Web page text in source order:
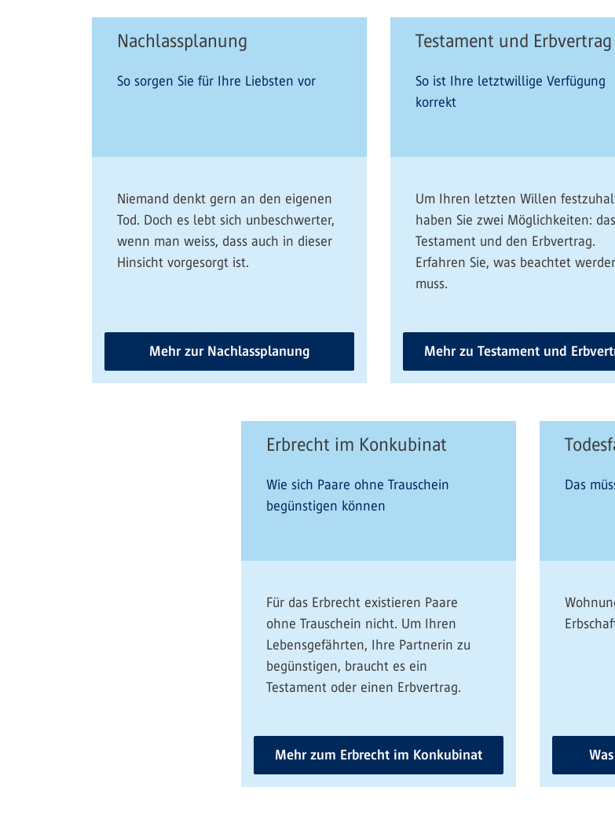
Nachlassplanung
So sorgen Sie für Ihre Liebsten vor
Niemand denkt gern an den eigenen
Tod. Doch es lebt sich unbeschwerter,
wenn man weiss, dass auch in dieser
Hinsicht vorgesorgt ist.
Mehr zur Nachlassplanung
Testament und Erbvertrag
So ist Ihre letztwillige Verfügung
korrekt
Um Ihren letzten Willen
haben Sie zwei Möglichkeiten: das
Testament und den Erbvertrag.
Erfahren Sie, was beachtet
muss.
Mehr zu Testament und
Erbrecht im Konkubinat
Wie sich Paare ohne Trauschein
begünstigen können
Für das Erbrecht existieren Paare
ohne Trauschein nicht. Um Ihren
Lebensgefährten, Ihre Partnerin zu
begünstigen, braucht es ein
Testament oder einen Erbvertrag.
Mehr zum Erbrecht im Konkubinat
Das